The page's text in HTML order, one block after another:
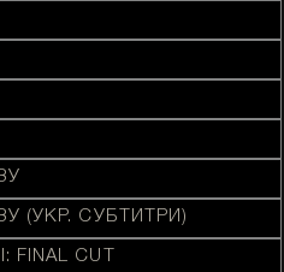
(УКР. СУБТИТРИ)
CUT